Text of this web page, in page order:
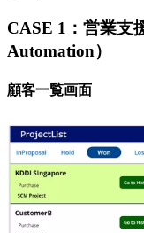
CASE 1：営業支
Automation）
顧客一覧画面